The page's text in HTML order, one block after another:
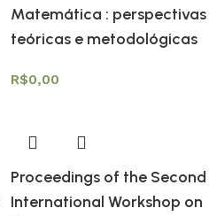
Matemática : perspectivas
teóricas e metodológicas
R$0,00
Proceedings of the Second
International Workshop on